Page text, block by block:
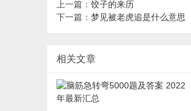
上一篇： 饺子的来历
下一篇： 梦见被老虎追是什么意思
相关文章